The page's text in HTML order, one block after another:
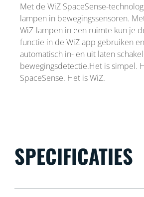
Met de WiZ SpaceSense-
lampen in bewegingssensoren.
WiZ-lampen in een ruimte kun je
functie in de WiZ app gebruiken
automatisch in- en uit laten
bewegingsdetectie.Het is simpel.
SpaceSense. Het is WiZ.
SPECIFICATIES